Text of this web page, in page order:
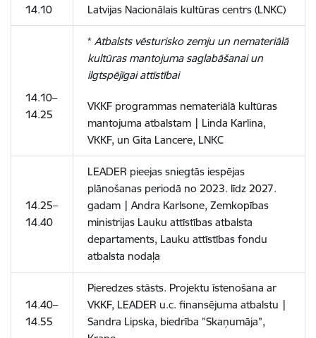
14.10
Latvijas Nacionālais kultūras centrs (LNKC)
14.10–
14.25
* Atbalsts vēsturisko zemju un nemateriālā
kultūras mantojuma saglabāšanai un
ilgtspējīgai attīstībai
VKKF programmas nemateriālā kultūras
mantojuma atbalstam | Linda Karlina,
VKKF, un Gita Lancere, LNKC
14.25–
14.40
LEADER pieejas sniegtās iespējas
plānošanas periodā no 2023. līdz 2027.
gadam | Andra Karlsone, Zemkopības
ministrijas Lauku attīstības atbalsta
departaments, Lauku attīstības fondu
atbalsta nodaļa
14.40–
14.55
Pieredzes stāsts. Projektu īstenošana ar
VKKF, LEADER u.c. finansējuma atbalstu |
Sandra Lipska, biedrība ”Skaņumāja”,